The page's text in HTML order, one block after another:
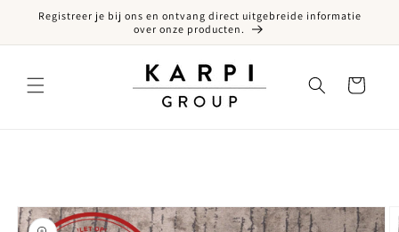
naar de content
Registreer je bij ons en ontvang direct uitgebreide informatie
over onze producten.
Winkelwagen
naar productinformatie